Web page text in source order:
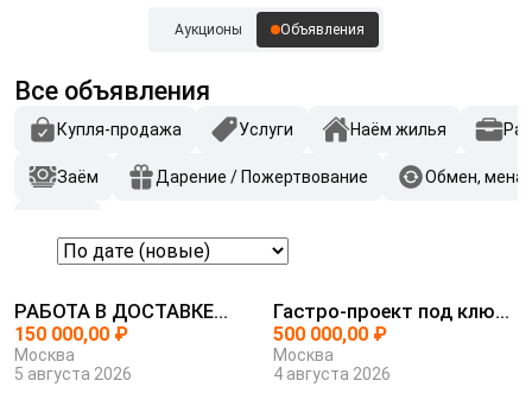
Аукционы Объявления
Все объявления
Купля-продажа Услуги Наём жилья
Заём Дарение / Пожертвование Обмен, мена
РАБОТА В ДОСТАВКЕ
ЯНДЕКС ЕДА
150 000,00 ₽
Москва
5 августа 2026
Гастро-проект под ключ
с защит...
500 000,00 ₽
Москва
4 августа 2026